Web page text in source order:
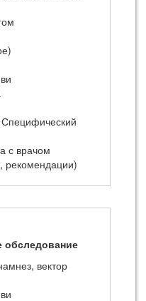
Специфический
с врачом
рекомендации)
обследование
вектор